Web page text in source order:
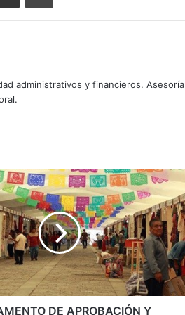
administrativos y financieros. Asesoría
DE APROBACIÓN Y